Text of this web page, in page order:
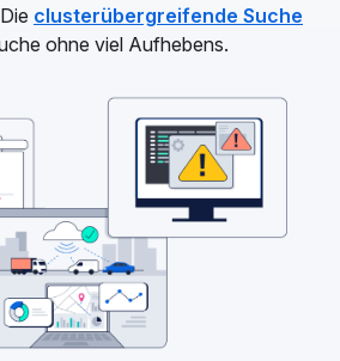
clusterübergreifende Suche
ohne viel Aufhebens.